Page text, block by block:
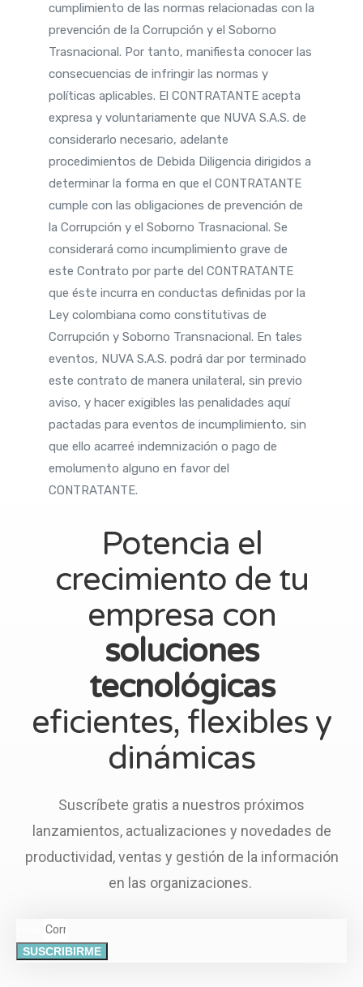
cumplimiento de las normas relacionadas con la
prevención de la Corrupción y el Soborno
Trasnacional. Por tanto, manifiesta conocer las
consecuencias de infringir las normas y
políticas aplicables. El CONTRATANTE acepta
expresa y voluntariamente que NUVA S.A.S. de
considerarlo necesario, adelante
procedimientos de Debida Diligencia dirigidos a
determinar la forma en que el CONTRATANTE
cumple con las obligaciones de prevención de
la Corrupción y el Soborno Trasnacional. Se
considerará como incumplimiento grave de
este Contrato por parte del CONTRATANTE
que éste incurra en conductas definidas por la
Ley colombiana como constitutivas de
Corrupción y Soborno Transnacional. En tales
eventos, NUVA S.A.S. podrá dar por terminado
este contrato de manera unilateral, sin previo
aviso, y hacer exigibles las penalidades aquí
pactadas para eventos de incumplimiento, sin
que ello acarreé indemnización o pago de
emolumento alguno en favor del
CONTRATANTE.
Potencia el
crecimiento de tu
empresa con
soluciones
tecnológicas
eficientes, flexibles y
dinámicas
Suscríbete gratis a nuestros próximos
lanzamientos, actualizaciones y novedades de
productividad, ventas y gestión de la información
en las organizaciones.
SUSCRIBIRME